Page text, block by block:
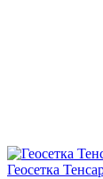
Геосетка